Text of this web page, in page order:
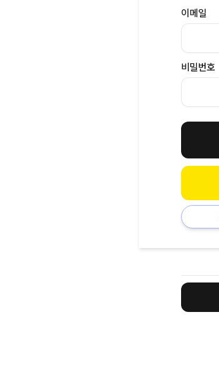
이메일
비밀번호